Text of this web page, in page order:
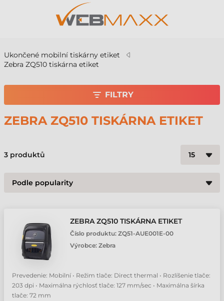
Ukončené mobilní tiskárny etiket
Zebra ZQ510 tiskárna etiket
ZEBRA ZQ510 TISKÁRNA ETIKET
3 produktů
ZEBRA ZQ510 TISKÁRNA ETIKET
Číslo produktu: ZQ51-AUE001E-00
Výrobce: Zebra
Prevedenie: Mobilní • Režim tlače: Direct thermal • Rozlíšenie tlače:
203 dpi • Maximálna rýchlosť tlače: 127 mm/sec • Maximálna šírka
tlače: 72 mm
FILTRY